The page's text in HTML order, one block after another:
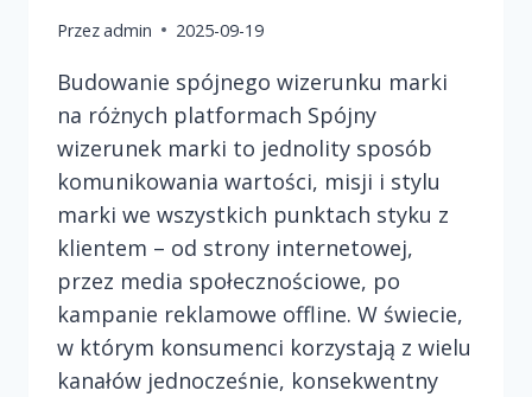
Przezadmin 2025-09-19
Budowanie spójnego wizerunku marki
na różnych platformach Spójny
wizerunek marki to jednolity sposób
komunikowania wartości, misji i stylu
marki we wszystkich punktach styku z
klientem – od strony internetowej,
przez media społecznościowe, po
kampanie reklamowe offline. W świecie,
w którym konsumenci korzystają z wielu
kanałów jednocześnie, konsekwentny